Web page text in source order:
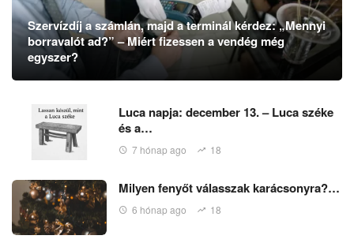
Szervízdíj a számlán, majd a terminál kérdez: „Mennyi
borravalót ad?” – Miért fizessen a vendég még
egyszer?
Luca napja: december 13. – Luca széke
és a…
7 hónap ago 18
Milyen fenyőt válasszak karácsonyra?…
6 hónap ago 18